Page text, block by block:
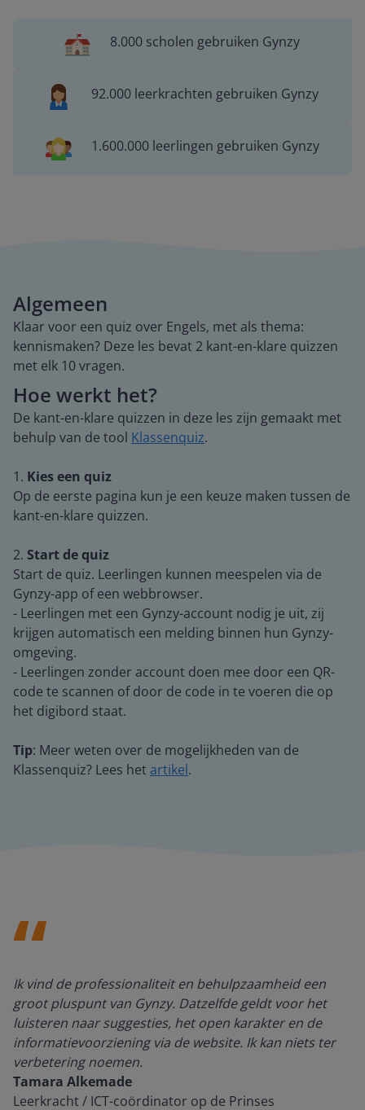
8.000 scholen gebruiken Gynzy
92.000 leerkrachten gebruiken Gynzy
1.600.000 leerlingen gebruiken Gynzy
Algemeen
Klaar voor een quiz over Engels, met als thema:
kennismaken? Deze les bevat 2 kant-en-klare quizzen
met elk 10 vragen.
Hoe werkt het?
De kant-en-klare quizzen in deze les zijn gemaakt met
behulp van de tool Klassenquiz.
1. Kies een quiz
Op de eerste pagina kun je een keuze maken tussen de
kant-en-klare quizzen.
2. Start de quiz
Start de quiz. Leerlingen kunnen meespelen via de
Gynzy-app of een webbrowser.
- Leerlingen met een Gynzy-account nodig je uit, zij
krijgen automatisch een melding binnen hun Gynzy-
omgeving.
- Leerlingen zonder account doen mee door een QR-
code te scannen of door de code in te voeren die op
het digibord staat.
Tip: Meer weten over de mogelijkheden van de
Klassenquiz? Lees het artikel.
Ik vind de professionaliteit en behulpzaamheid een
groot pluspunt van Gynzy. Datzelfde geldt voor het
luisteren naar suggesties, het open karakter en de
informatievoorziening via de website. Ik kan niets ter
verbetering noemen.
Tamara Alkemade
Leerkracht / ICT-coördinator op de Prinses